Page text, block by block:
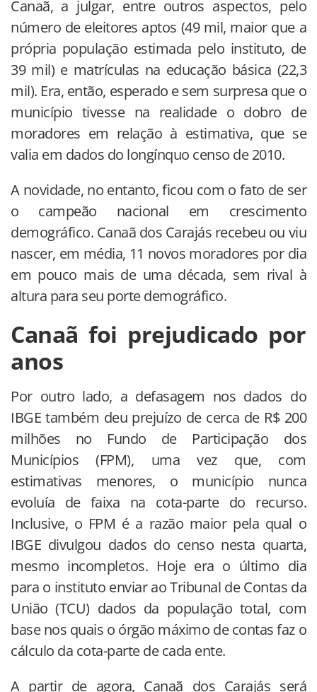
Canaã, a julgar, entre outros aspectos, pelo
número de eleitores aptos (49 mil, maior que a
própria população estimada pelo instituto, de
39 mil) e matrículas na educação básica (22,3
mil). Era, então, esperado e sem surpresa que o
município tivesse na realidade o dobro de
moradores em relação à estimativa, que se
valia em dados do longínquo censo de 2010.
A novidade, no entanto, ficou com o fato de ser
o campeão nacional em crescimento
demográfico. Canaã dos Carajás recebeu ou viu
nascer, em média, 11 novos moradores por dia
em pouco mais de uma década, sem rival à
altura para seu porte demográfico.
Canaã foi prejudicado por
anos
Por outro lado, a defasagem nos dados do
IBGE também deu prejuízo de cerca de R$ 200
milhões no Fundo de Participação dos
Municípios (FPM), uma vez que, com
estimativas menores, o município nunca
evoluía de faixa na cota-parte do recurso.
Inclusive, o FPM é a razão maior pela qual o
IBGE divulgou dados do censo nesta quarta,
mesmo incompletos. Hoje era o último dia
para o instituto enviar ao Tribunal de Contas da
União (TCU) dados da população total, com
base nos quais o órgão máximo de contas faz o
cálculo da cota-parte de cada ente.
A partir de agora, Canaã dos Carajás será